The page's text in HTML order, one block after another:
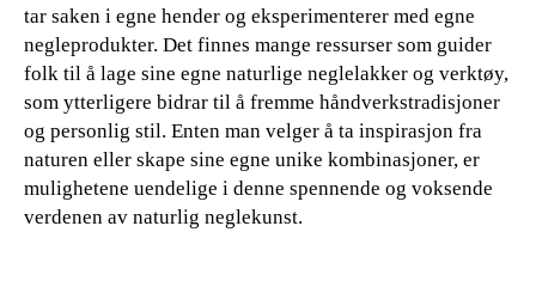
tar saken i egne hender og eksperimenterer med egne
negleprodukter. Det finnes mange ressurser som guider
folk til å lage sine egne naturlige neglelakker og verktøy,
som ytterligere bidrar til å fremme håndverkstradisjoner
og personlig stil. Enten man velger å ta inspirasjon fra
naturen eller skape sine egne unike kombinasjoner, er
mulighetene uendelige i denne spennende og voksende
verdenen av naturlig neglekunst.